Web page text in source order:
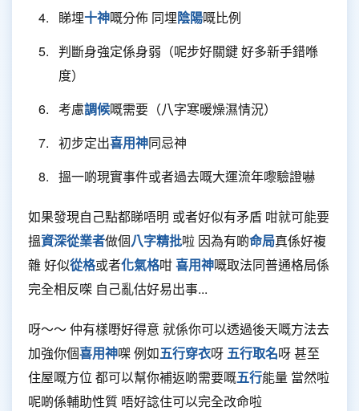
睇埋十神嘅分佈 同埋陰陽嘅比例
判斷身強定係身弱（呢步好關鍵 好多新手錯喺
度）
考慮調候嘅需要（八字寒暖燥濕情況）
初步定出喜用神同忌神
搵一啲現實事件或者過去嘅大運流年嚟驗證嚇
如果發現自己點都睇唔明 或者好似有矛盾 咁就可能要
搵資深從業者做個八字精批啦 因為有啲命局真係好複
雜 好似從格或者化氣格咁喜用神嘅取法同普通格局係
完全相反㗎 自己亂估好易出事...
呀～～ 仲有樣嘢好得意 就係你可以透過後天嘅方法去
加強你個喜用神㗎 例如五行穿衣呀 五行取名呀 甚至
住屋嘅方位 都可以幫你補返啲需要嘅五行能量 當然啦
呢啲係輔助性質 唔好諗住可以完全改命啦